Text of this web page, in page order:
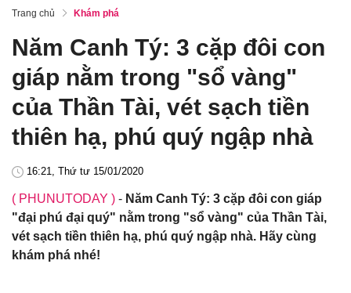
Trang chủ Khám phá
Năm Canh Tý: 3 cặp đôi con
giáp nằm trong "sổ vàng"
của Thần Tài, vét sạch tiền
thiên hạ, phú quý ngập nhà
16:21, Thứ tư 15/01/2020
( PHUNUTODAY ) - Năm Canh Tý: 3 cặp đôi con giáp
"đại phú đại quý" nằm trong "sổ vàng" của Thần Tài,
vét sạch tiền thiên hạ, phú quý ngập nhà. Hãy cùng
khám phá nhé!